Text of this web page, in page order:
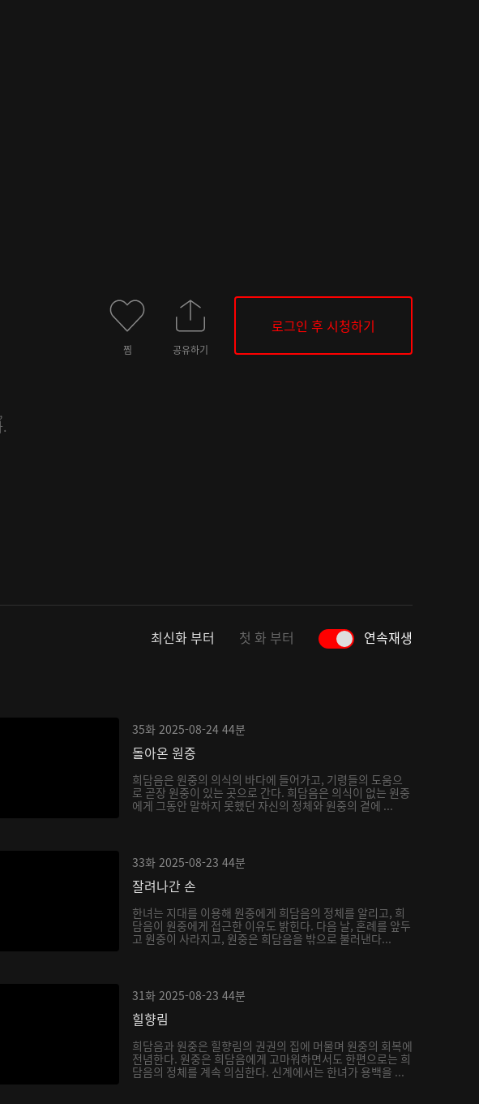
찜 공유하기
로그인 후 시청하기
최신화 부터 첫 화 부터 연속재생
35화 2025-08-24 44분
돌아온 원중
희담음은 원중의 의식의 바다에 들어가고, 기령들의 도움으
로 곧장 원중이 있는 곳으로 간다. 희담음은 의식이 없는 원중
에게 그동안 말하지 못했던 자신의 정체와 원중의 곁에 ...
33화 2025-08-23 44분
잘려나간 손
한녀는 지대를 이용해 원중에게 희담음의 정체를 알리고, 희
담음이 원중에게 접근한 이유도 밝힌다. 다음 날, 혼례를 앞두
고 원중이 사라지고, 원중은 희담음을 밖으로 불러낸다...
31화 2025-08-23 44분
힐향림
희담음과 원중은 힐향림의 권권의 집에 머물며 원중의 회복에
전념한다. 원중은 희담음에게 고마워하면서도 한편으로는 희
담음의 정체를 계속 의심한다. 신계에서는 한녀가 용백을 ...